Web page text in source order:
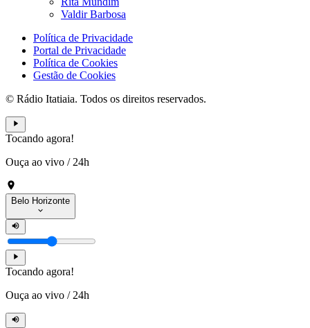
Valdir Barbosa
Política de Privacidade
Portal de Privacidade
Política de Cookies
Gestão de Cookies
© Rádio Itatiaia. Todos os direitos reservados.
Tocando agora!
Ouça ao vivo / 24h
Belo Horizonte
Tocando agora!
Ouça ao vivo / 24h